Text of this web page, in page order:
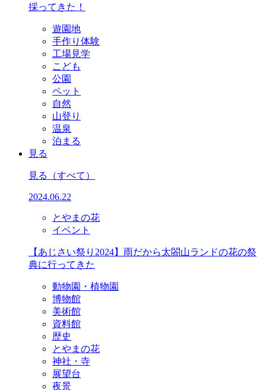
採ってきた！
遊園地
手作り体験
工場見学
こども
公園
ペット
自然
山登り
温泉
泊まる
見る
見る （すべて）
2024.06.22
とやまの花
イベント
【あじさい祭り2024】雨だから太閤山ランドの花の祭
典に行ってきた
動物園・植物園
博物館
美術館
資料館
歴史
とやまの花
神社・寺
展望台
夜景